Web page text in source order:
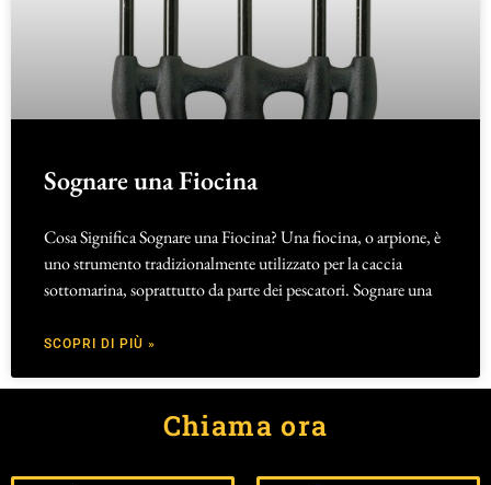
Sognare una Fiocina
Cosa Significa Sognare una Fiocina? Una fiocina, o arpione, è
uno strumento tradizionalmente utilizzato per la caccia
sottomarina, soprattutto da parte dei pescatori. Sognare una
SCOPRI DI PIÙ »
Chiama ora